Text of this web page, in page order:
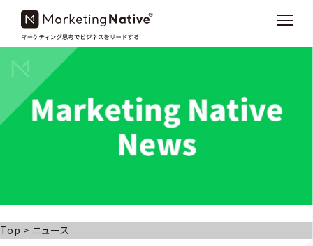
Top > ニュース